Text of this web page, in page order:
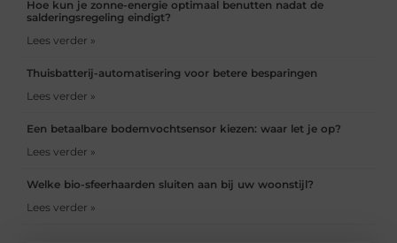
Hoe kun je zonne-energie optimaal benutten nadat de
salderingsregeling eindigt?
Lees verder »
Thuisbatterij-automatisering voor betere besparingen
Lees verder »
Een betaalbare bodemvochtsensor kiezen: waar let je op?
Lees verder »
Welke bio-sfeerhaarden sluiten aan bij uw woonstijl?
Lees verder »